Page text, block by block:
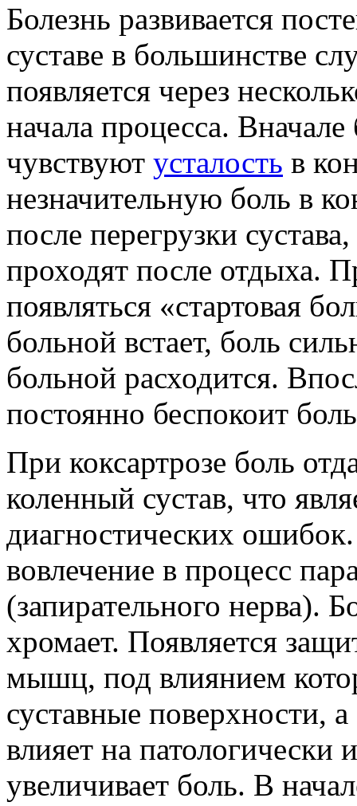
Болезнь развивается
суставе в большинстве
появляется через
начала процесса.
чувствуют усталость в
незначительную боль в
после перегрузки
проходят после отдыха.
появляться «стартовая
больной встает, боль
больной расходится.
постоянно беспокоит
При коксартрозе боль
коленный сустав, что
диагностических
вовлечение в процесс
(запирательного нерва).
хромает. Появляется
мышц, под влиянием
суставные поверхности,
влияет на
увеличивает боль. В